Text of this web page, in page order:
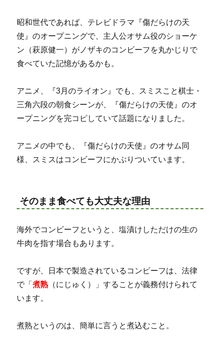
昭和世代であれば、テレビドラマ『傷だらけの天
使』のオープニングで、主人公オサム役のショーケ
ン（萩原健一）がノザキのコンビーフを丸かじりで
食べていた記憶があるかも。
アニメ、『3月のライオン』でも、スミスこと棋士・
三角六段の朝食シーンが、『傷だらけの天使』のオ
ープニングを完コピしていて話題になりました。
アニメの中でも、『傷だらけの天使』のオサム同
様、スミスはコンビーフにかぶりついています。
そのまま食べても大丈夫な理由
海外でコンビーフというと、塩漬けしただけの生の
牛肉を指す場合もあります。
ですが、日本で製造されているコンビーフは、法律
で「煮熟 （にじゅく）」することが義務付けられて
います。
煮熟というのは、簡単に言うと煮込むこと。